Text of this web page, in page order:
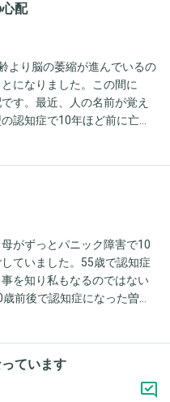
配
より脳の萎縮が進んでいるの
になりました。この間に
す。最近、人の名前が覚え
認知症で10年ほど前に亡く
す。
がずっとパニック障害で10
ていました。55歳で認知症
を知り私もなるのではない
前後で認知症になった曽祖
と一緒に暮らし出来なくな
レスなのかも麻痺していて
たか思い出せないなどはな
ています